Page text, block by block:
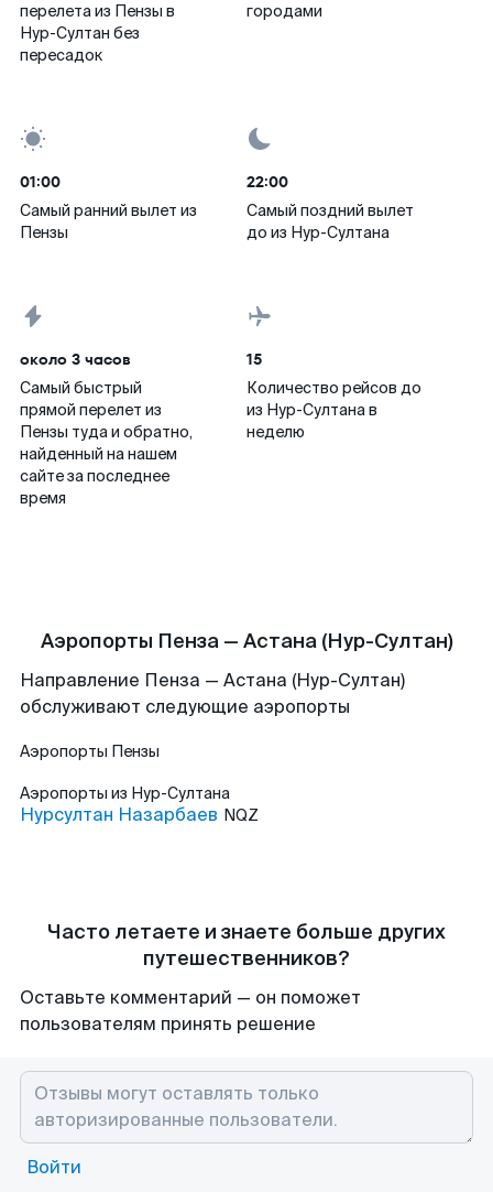
перелета из Пензы в
Нур-Султан без
пересадок
городами
01:00
Самый ранний вылет из
Пензы
22:00
Самый поздний вылет
до из Нур-Султана
около 3 часов
Самый быстрый
прямой перелет из
Пензы туда и обратно,
найденный на нашем
сайте за последнее
время
15
Количество рейсов до
из Нур-Султана в
неделю
Аэропорты Пенза — Астана (Нур-Султан)
Направление Пенза — Астана (Нур-Султан)
обслуживают следующие аэропорты
Аэропорты Пензы
Аэропорты из Нур-Султана
Нурсултан Назарбаев NQZ
Часто летаете и знаете больше других
путешественников?
Оставьте комментарий — он поможет
пользователям принять решение
Войти